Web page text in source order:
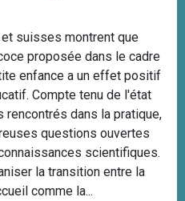
suisses montrent que
proposée dans le cadre
enfance a un effet positif
Compte tenu de l'état
dans la pratique,
questions ouvertes
scientifiques.
la transition entre la
comme la...